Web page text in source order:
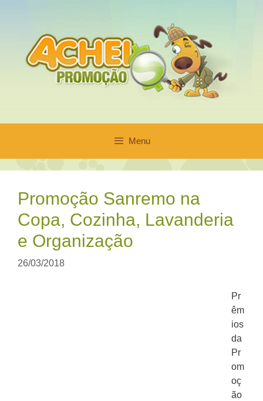
conteúdo
Menu
Promoção Sanremo na
Copa, Cozinha, Lavanderia
e Organização
26/03/2018
Pr
êm
ios
da
Pr
om
oç
ão